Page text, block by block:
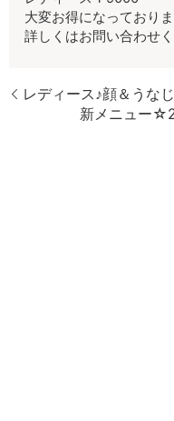
大変お得になっており
詳しくはお問い合わせく
レディース♪顔＆うな
新メニュー